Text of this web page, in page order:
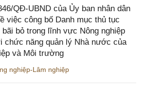
QĐ-UBND của Ủy ban nhân dân
việc công bố Danh mục thủ tục
bãi bỏ trong lĩnh vực Nông nghiệp
chức năng quản lý Nhà nước của
và Môi trường
nghiệp-Lâm nghiệp